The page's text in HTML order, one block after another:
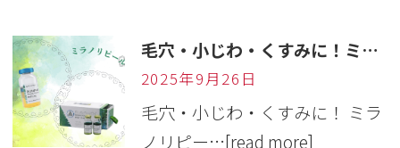
毛穴・小じわ・くすみに！ミラノリピールで叶える透明美肌🪞
2025年9月26日
毛穴・小じわ・くすみに！ ミラ
ノリピー…[read more]